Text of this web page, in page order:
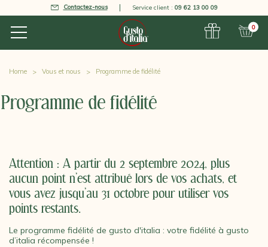
Contactez-nous Service client : 09 62 13 00 09
0
Home Vous et nous Programme de fidélité
Programme de fidélité
Attention : A partir du 2 septembre 2024, plus
aucun point n’est attribué lors de vos achats, et
vous avez jusqu’au 31 octobre pour utiliser vos
points restants.
Le programme fidélité de gusto d'italia : votre fidélité à gusto
d’italia récompensée !